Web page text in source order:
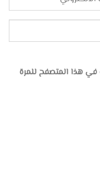
في هذا المتصفح للمرة